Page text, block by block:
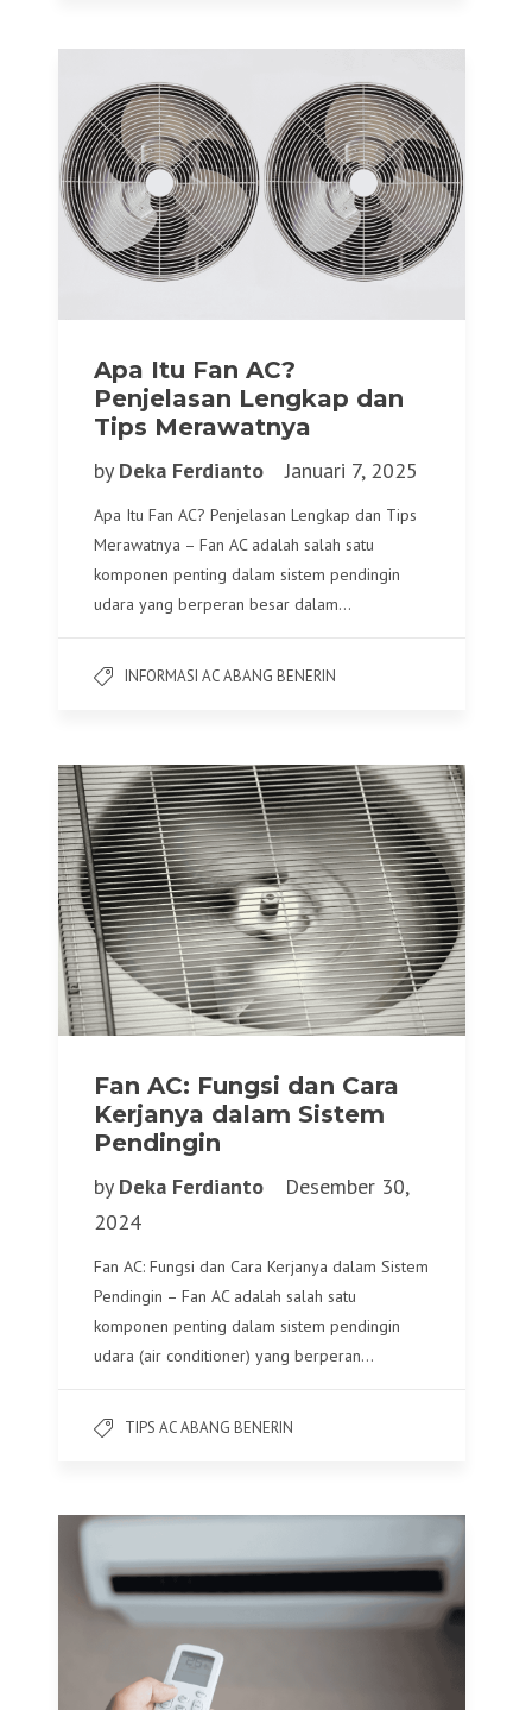
Apa Itu Fan AC?
Penjelasan Lengkap dan
Tips Merawatnya
by Deka Ferdianto Januari 7, 2025
Apa Itu Fan AC? Penjelasan Lengkap dan Tips
Merawatnya – Fan AC adalah salah satu
komponen penting dalam sistem pendingin
udara yang berperan besar dalam…
INFORMASI AC ABANG BENERIN
Fan AC: Fungsi dan Cara
Kerjanya dalam Sistem
Pendingin
by Deka Ferdianto
Desember 30,
2024
Fan AC: Fungsi dan Cara Kerjanya dalam Sistem
Pendingin – Fan AC adalah salah satu
komponen penting dalam sistem pendingin
udara (air conditioner) yang berperan…
TIPS AC ABANG BENERIN